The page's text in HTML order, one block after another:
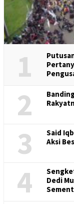
1
2
3
Said
Aksi
4
Dedi